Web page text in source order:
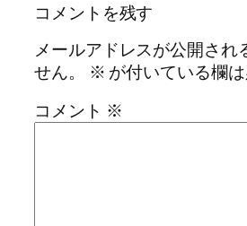
コメントを残す
メールアドレスが公開され
せん。
※ が付いている欄
コメント ※